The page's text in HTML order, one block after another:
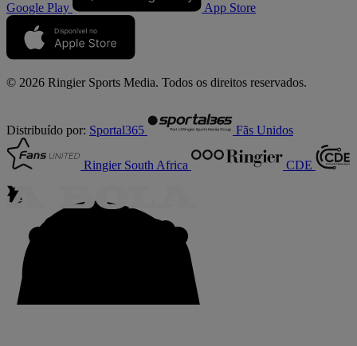
Google Play App Store
© 2026 Ringier Sports Media. Todos os direitos reservados.
Distribuído por: Sportal365 Fãs Unidos
Ringier South Africa CDE